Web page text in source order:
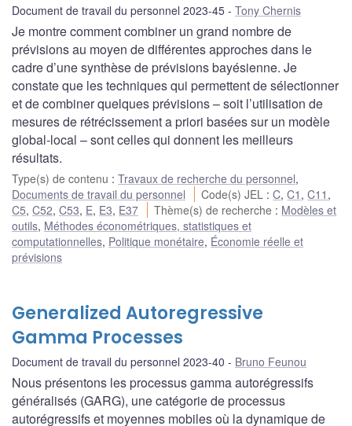
Document de travail du personnel 2023-45 Tony Chernis
Je montre comment combiner un grand nombre de
prévisions au moyen de différentes approches dans le
cadre d’une synthèse de prévisions bayésienne. Je
constate que les techniques qui permettent de sélectionner
et de combiner quelques prévisions – soit l’utilisation de
mesures de rétrécissement a priori basées sur un modèle
global-local – sont celles qui donnent les meilleurs
résultats.
Type(s) de contenu : Travaux de recherche du personnel,
Documents de travail du personnel
Code(s) JEL :C,C1 ,C11 ,
C5, C52, C53, E, E3, E37 Thème(s) de recherche : Modèles et
outils, Méthodes économétriques, statistiques et
computationnelles, Politique monétaire, Économie réelle et
prévisions
Generalized Autoregressive
Gamma Processes
Document de travail du personnel 2023-40 Bruno Feunou
Nous présentons les processus gamma autorégressifs
généralisés (GARG), une catégorie de processus
autorégressifs et moyennes mobiles où la dynamique de